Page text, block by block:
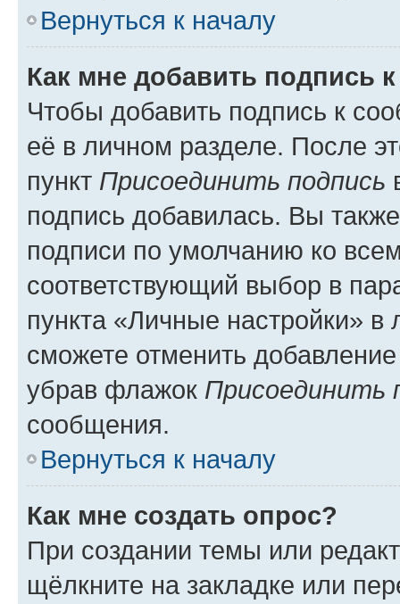
Вернуться к началу
Как мне добавить подпись
Чтобы добавить подпись к
её в личном разделе. После
пункт Присоединить подпись
подпись добавилась. Вы
подписи по умолчанию ко
соответствующий выбор в
пункта «Личные настройки»
сможете отменить
убрав флажок Присоединить
сообщения.
Вернуться к началу
Как мне создать опрос?
При создании темы или
щёлкните на закладке или